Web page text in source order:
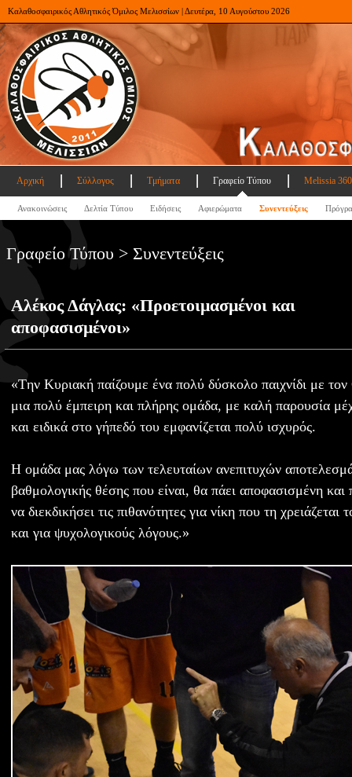
Καλαθοσφαιρικός Αθλητικός Όμιλος Μελισσίων | Δευτέρα, 10 Αυγούστου 2026
Αρχική Σύλλογος Τμήματα Γραφείο Τύπου Melissia
Ανακοινώσεις Δελτία Τύπου Ειδήσεις Αφιερώματα Συνεντεύξεις
Γραφείο Τύπου > Συνεντεύξεις
Αλέκος Δάγλας: «Προετοιμασμένοι και
αποφασισμένοι»
«Tην Κυριακή παίζουμε ένα πολύ δύσκολο παιχνίδι με
μια πολύ έμπειρη και πλήρης ομάδα, με καλή παρουσία
και ειδικά στο γήπεδό του εμφανίζεται πολύ ισχυρός.
Η ομάδα μας λόγω των τελευταίων ανεπιτυχών
βαθμολογικής θέσης που είναι, θα πάει αποφασισμένη
να διεκδικήσει τις πιθανότητες για νίκη που τη
και για ψυχολογικούς λόγους.»